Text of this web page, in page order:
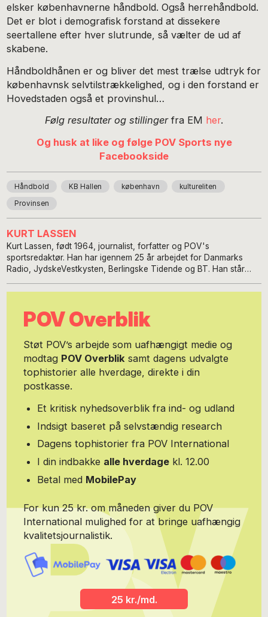
elsker københavnerne håndbold. Også herrehåndbold.
Det er blot i demografisk forstand at dissekere
seertallene efter hver slutrunde, så vælter de ud af
skabene.
Håndboldhånen er og bliver det mest trælse udtryk for
københavnsk selvtilstrækkelighed, og i den forstand er
Hovedstaden også et provinshul…
Følg resultater og stillinger fra EM her.
Og husk at like og følge POV Sports nye
Facebookside
Håndbold KB Hallen københavn kultureliten
Provinsen
KURT LASSEN
Kurt Lassen, født 1964, journalist, forfatter og POV's
sportsredaktør. Han har igennem 25 år arbejdet for Danmarks
Radio, JydskeVestkysten, Berlingske Tidende og BT. Han står
Gravesen, Nicklas Bendtner, Anders Dahl-Nielsen, Thomas Evers
Olsen og Caroline Wozniacki.
POV Overblik
Støt POV’s arbejde som uafhængigt medie og
modtag POV Overbliksamt dagens udvalgte
tophistorier alle hverdage, direkte i din
postkasse.
Et kritisk nyhedsoverblik fra ind- og udland
Indsigt baseret på selvstændig research
Dagens tophistorier fra POV International
I din indbakke alle hverdage kl. 12.00
Betal med MobilePay
For kun 25 kr. om måneden giver du POV
International mulighed for at bringe uafhængig
kvalitetsjournalistik.
25 kr./md.